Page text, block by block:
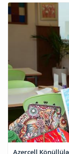
Azercell